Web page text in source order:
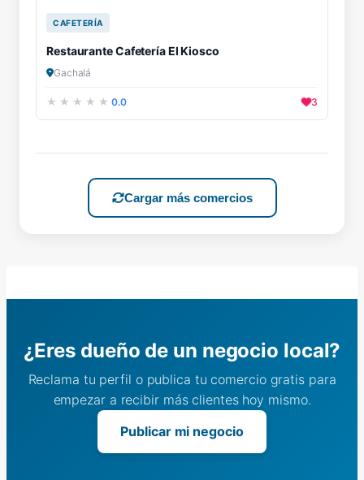
CAFETERÍA
Restaurante Cafetería El Kiosco
Gachalá
0.0 3
Cargar más comercios
¿Eres dueño de un negocio local?
Reclama tu perfil o publica tu comercio gratis para
empezar a recibir más clientes hoy mismo.
Publicar mi negocio